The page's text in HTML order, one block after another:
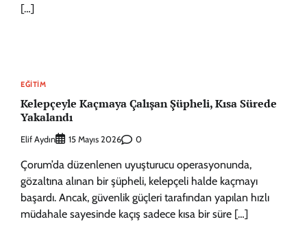
[…]
EĞITIM
Kelepçeyle Kaçmaya Çalışan Şüpheli, Kısa Sürede
Yakalandı
Elif Aydın 15 Mayıs 2026 0
Çorum’da düzenlenen uyuşturucu operasyonunda,
gözaltına alınan bir şüpheli, kelepçeli halde kaçmayı
başardı. Ancak, güvenlik güçleri tarafından yapılan hızlı
müdahale sayesinde kaçış sadece kısa bir süre […]